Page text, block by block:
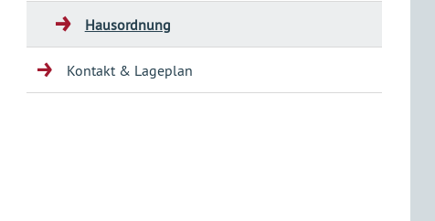
Hausordnung
Kontakt & Lageplan